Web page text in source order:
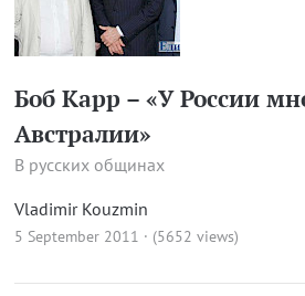
Боб Карр – «У России
Австралии»
В русских общинах
Vladimir Kouzmin
5 September 2011 · (5652 views)